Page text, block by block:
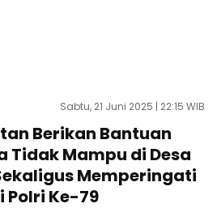
Sabtu, 21 Juni 2025 | 22:15 WIB
Berikan Bantuan
Tidak Mampu di Desa
Memperingati
Polri Ke-79